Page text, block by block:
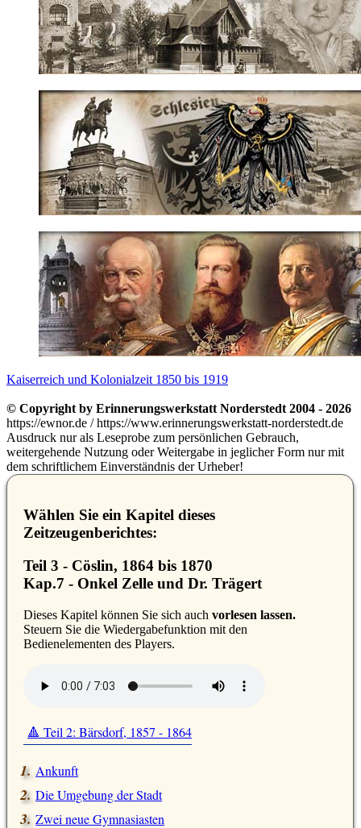
Kaiserreich und Kolonialzeit 1850 bis 1919
© Copyright by Erinnerungswerkstatt Norderstedt 2004 - 2026
https://ewnor.de / https://www.erinnerungswerkstatt-norderstedt.de
Ausdruck nur als Leseprobe zum persönlichen Gebrauch,
weitergehende Nutzung oder Weitergabe in jeglicher Form nur mit
dem schriftlichem Einverständnis der Urheber!
Wählen Sie ein Kapitel dieses
Zeitzeugenberichtes:
Teil 3 - Cöslin, 1864 bis 1870
Kap.7 - Onkel Zelle und Dr. Trägert
Dieses Kapitel können Sie sich auch vorlesen lassen.
Steuern Sie die Wiedergabefunktion mit den
Bedienelementen des Players.
🔺 Teil 2: Bärsdorf, 1857 - 1864
Ankunft
Die Umgebung der Stadt
Zwei neue Gymnasiasten